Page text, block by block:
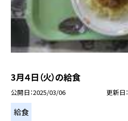
3月４日（火）の給食
公開日 2025/03/06 更新日
給食